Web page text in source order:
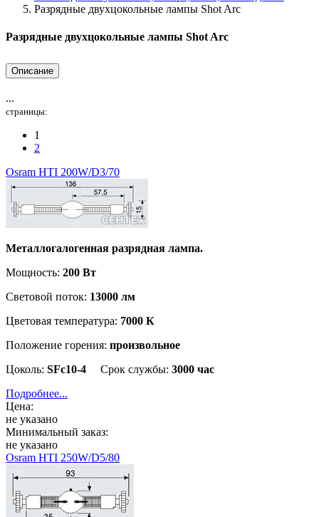
Разрядные двухцокольные лампы Shot Arc
Разрядные двухцокольные лампы Shot Arc
Описание
...
страницы:
1
2
Osram HTI 200W/D3/70
Металлогалогенная разрядная лампа.
Мощность: 200 Вт
Световой поток: 13000 лм
Цветовая температура: 7000 К
Положение горения: произвольное
Цоколь: SFc10-4 Срок службы: 3000 час
Подробнее...
Цена:
не указано
Минимальный заказ:
не указано
Osram HTI 250W/D5/80